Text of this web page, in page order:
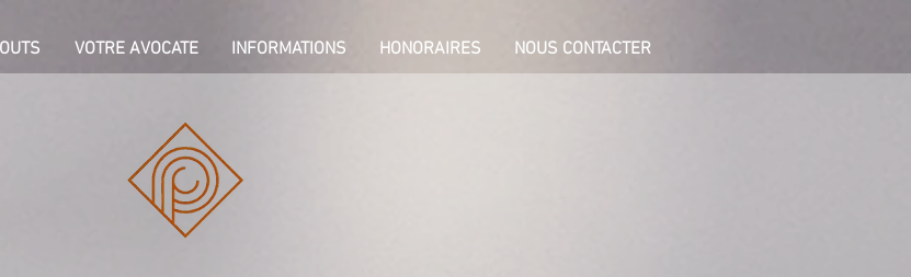
VOTRE AVOCATE INFORMATIONS HONORAIRES NOUS CONTACTER